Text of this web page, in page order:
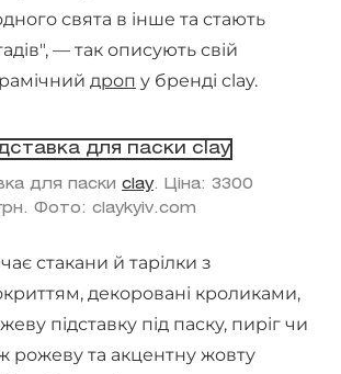
свята в інше та стають
— так описують свій
дроп у бренді clay.
для паски clay. Ціна: 3300
Фото: claykyiv.com
стакани й тарілки з
декоровані кроликами,
підставку під паску, пиріг чи
рожеву та акцентну жовту